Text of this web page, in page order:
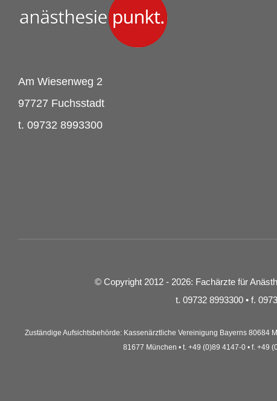
Am Wiesenweg 2
97727 Fuchsstadt
t. 09732 8993300
© Copyright 2012 - 2026: Fachärzte für
t. 09732 8993300 • f.
Zuständige Aufsichtsbehörde: Kassenärztliche Vereinigung Bayerns 80684
81677 München • t. +49 (0)89 4147-0 • f. +49